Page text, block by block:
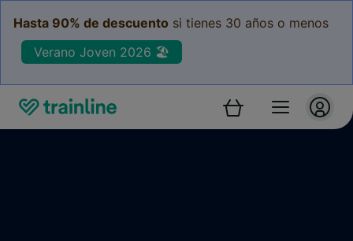
Hasta 90% de descuento si tienes 30 años o menos
Verano Joven 2026 🏖️